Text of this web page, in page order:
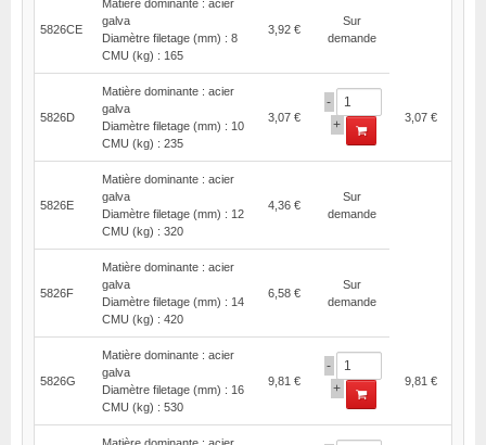
5826CE
Matière dominante : acier
galva
Diamètre filetage (mm) : 8
CMU (kg) : 165
3,92 €
Sur
demande
5826D
Matière dominante : acier
galva
Diamètre filetage (mm) : 10
CMU (kg) : 235
3,07 €
-
+
3,07 €
5826E
Matière dominante : acier
galva
Diamètre filetage (mm) : 12
CMU (kg) : 320
4,36 €
Sur
demande
5826F
Matière dominante : acier
galva
Diamètre filetage (mm) : 14
CMU (kg) : 420
6,58 €
Sur
demande
5826G
Matière dominante : acier
galva
Diamètre filetage (mm) : 16
CMU (kg) : 530
9,81 €
-
+
9,81 €